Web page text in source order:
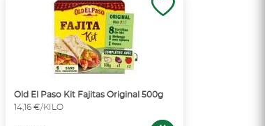
Old El Paso Kit Fajitas Original 500g
14,16 €/KILO